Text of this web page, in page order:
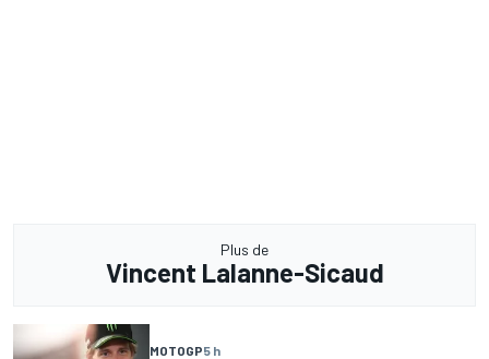
Plus de
Vincent Lalanne-Sicaud
MOTOGP5 h